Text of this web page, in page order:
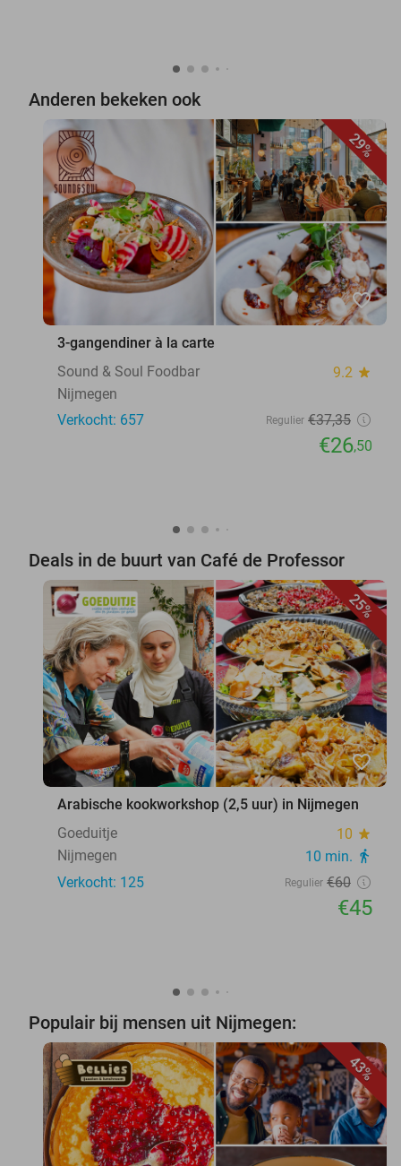
Anderen bekeken ook
29%
favorite_border
3-gangendiner à la carte
Sound & Soul Foodbar
9.2 star
Nijmegen
Verkocht: 657
Regulier €37,35
€26,50
Deals in de buurt van Café de Professor
25%
favorite_border
Arabische kookworkshop (2,5 uur) in Nijmegen
Goeduitje
10 star
Nijmegen 10 min. directions_walk
Verkocht: 125 Regulier €60
€45
Populair bij mensen uit Nijmegen:
43%